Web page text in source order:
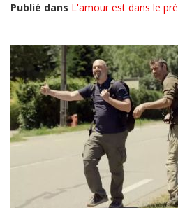
Publié dans L'amour est dans le pré